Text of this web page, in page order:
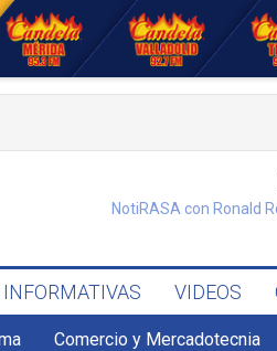
NotiRASA con Ronald
INFORMATIVAS VIDEOS
Comercio y Mercadotecnia